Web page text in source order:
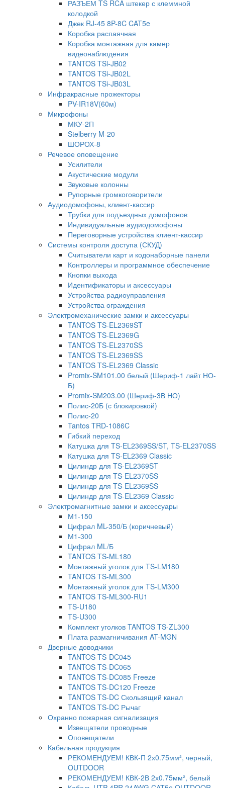
РАЗЪЕМ TS RCA штекер с клеммной
колодкой
Джек RJ-45 8P-8C CAT5e
Коробка распаячная
Коробка монтажная для камер
видеонаблюдения
TANTOS TSi-JB02
TANTOS TSi-JB02L
TANTOS TSi-JB03L
Инфракрасные прожекторы
PV-IR18V(60м)
Микрофоны
МКУ-2П
Stelberry M-20
ШОРОХ-8
Речевое оповещение
Усилители
Акустические модули
Звуковые колонны
Рупорные громкоговорители
Аудиодомофоны, клиент-кассир
Трубки для подъездных домофонов
Индивидуальные аудиодомофоны
Переговорные устройства клиент-кассир
Системы контроля доступа (СКУД)
Считыватели карт и кодонаборные панели
Контроллеры и программное обеспечение
Кнопки выхода
Идентификаторы и аксессуары
Устройства радиоуправления
Устройства ограждения
Электромеханические замки и аксессуары
TANTOS TS-EL2369ST
TANTOS TS-EL2369G
TANTOS TS-EL2370SS
TANTOS TS-EL2369SS
TANTOS TS-EL2369 Classic
Promix-SM101.00 белый (Шериф-1 лайт НО-
Б)
Promix-SM203.00 (Шериф-3В НО)
Полис-20Б (с блокировкой)
Полис-20
Tantos TRD-1086C
Гибкий переход
Катушка для TS-EL2369SS/ST, TS-EL2370SS
Катушка для TS-EL2369 Classic
Цилиндр для TS-EL2369ST
Цилиндр для TS-EL2370SS
Цилиндр для TS-EL2369SS
Цилиндр для TS-EL2369 Classic
Электромагнитные замки и аксессуары
М1-150
Цифрал ML-350/Б (коричневый)
М1-300
Цифрал ML/Б
TANTOS TS-ML180
Монтажный уголок для TS-LM180
TANTOS TS-ML300
Монтажный уголок для TS-LM300
TANTOS TS-ML300-RU1
TS-U180
TS-U300
Комплект уголков TANTOS TS-ZL300
Плата размагничивания AT-MGN
Дверные доводчики
TANTOS TS-DC045
TANTOS TS-DC065
TANTOS TS-DC085 Freeze
TANTOS TS-DC120 Freeze
TANTOS TS-DC Скользящий канал
TANTOS TS-DC Рычаг
Охранно пожарная сигнализация
Извещатели проводные
Оповещатели
Кабельная продукция
РЕКОМЕНДУЕМ! КВК-П 2х0.75мм², черный,
OUTDOOR
РЕКОМЕНДУЕМ! КВК-2В 2х0.75мм², белый